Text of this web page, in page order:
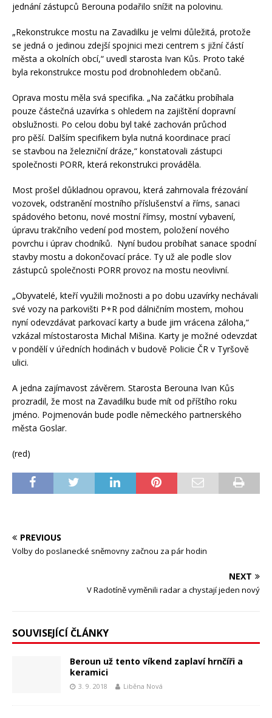
jednání zástupců Berouna podařilo snížit na polovinu.
„Rekonstrukce mostu na Zavadilku je velmi důležitá, protože
se jedná o jedinou zdejší spojnici mezi centrem s jižní částí
města a okolních obcí,“ uvedl starosta Ivan Kůs. Proto také
byla rekonstrukce mostu pod drobnohledem občanů.
Oprava mostu měla svá specifika. „Na začátku probíhala
pouze částečná uzavírka s ohledem na zajištění dopravní
obslužnosti. Po celou dobu byl také zachován průchod
pro pěší. Dalším specifikem byla nutná koordinace prací
se stavbou na železniční dráze,“ konstatovali zástupci
společnosti PORR, která rekonstrukci prováděla.
Most prošel důkladnou opravou, která zahrnovala frézování
vozovek, odstranění mostního příslušenství a říms, sanaci
spádového betonu, nové mostní římsy, mostní vybavení,
úpravu trakčního vedení pod mostem, položení nového
povrchu i úprav chodníků. Nyní budou probíhat sanace spodní
stavby mostu a dokončovací práce. Ty už ale podle slov
zástupců společnosti PORR provoz na mostu neovlivní.
„Obyvatelé, kteří využili možnosti a po dobu uzavírky nechávali
své vozy na parkovišti P+R pod dálničním mostem, mohou
nyní odevzdávat parkovací karty a bude jim vrácena záloha,“
vzkázal místostarosta Michal Mišina. Karty je možné odevzdat
v pondělí v úředních hodinách v budově Policie ČR v Tyršově
ulici.
A jedna zajímavost závěrem. Starosta Berouna Ivan Kůs
prozradil, že most na Zavadilku bude mít od příštího roku
jméno. Pojmenován bude podle německého partnerského
města Goslar.
(red)
PREVIOUS
Volby do poslanecké sněmovny začnou za pár hodin
NEXT
V Radotíně vyměnili radar a chystají jeden nový
SOUVISEJÍCÍ ČLÁNKY
Beroun už tento víkend zaplaví hrnčíři a
keramici
3. 9. 2018 Liběna Nová